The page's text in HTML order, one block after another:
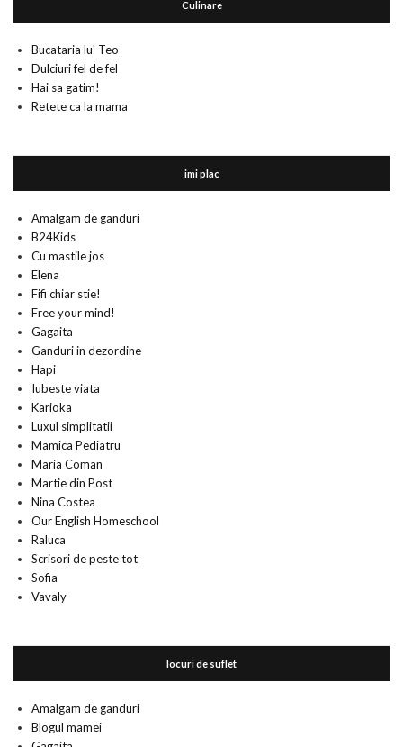
Culinare
Bucataria lu' Teo
Dulciuri fel de fel
Hai sa gatim!
Retete ca la mama
imi plac
Amalgam de ganduri
B24Kids
Cu mastile jos
Elena
Fifi chiar stie!
Free your mind!
Gagaita
Ganduri in dezordine
Hapi
Iubeste viata
Karioka
Luxul simplitatii
Mamica Pediatru
Maria Coman
Martie din Post
Nina Costea
Our English Homeschool
Raluca
Scrisori de peste tot
Sofia
Vavaly
locuri de suflet
Amalgam de ganduri
Blogul mamei